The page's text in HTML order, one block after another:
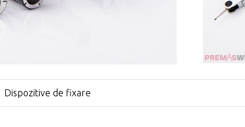
Dispozitive de fixare